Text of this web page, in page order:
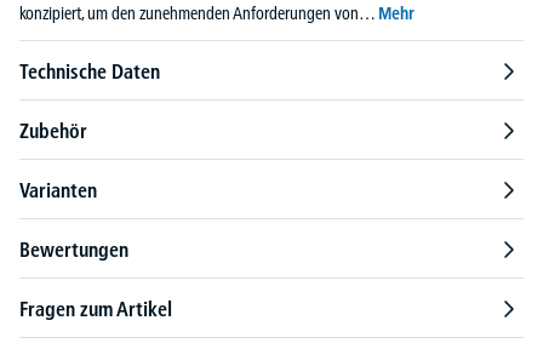
konzipiert, um den zunehmenden Anforderungen von… Mehr
Technische Daten
Zubehör
Varianten
Bewertungen
Fragen zum Artikel